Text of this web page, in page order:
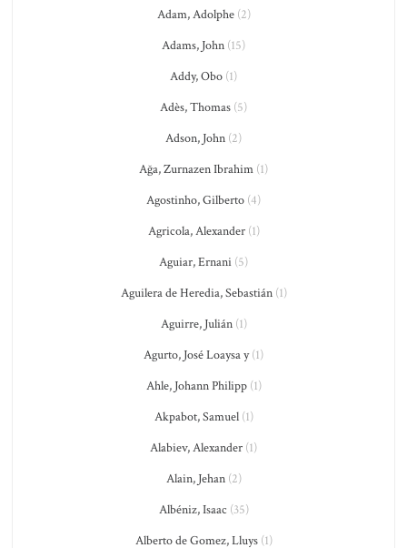
Adam, Adolphe(2)
Adams, John (15)
Addy, Obo (1)
Adès, Thomas (5)
Adson, John (2)
Ağa, Zurnazen Ibrahim (1)
Agostinho, Gilberto (4)
Agricola, Alexander(1)
Aguiar, Ernani (5)
Aguilera de Heredia, Sebastián(1)
Aguirre, Julián(1)
Agurto, José Loaysa y(1)
Ahle, Johann Philipp(1)
Akpabot, Samuel(1)
Alabiev, Alexander (1)
Alain, Jehan(2)
Albéniz, Isaac (35)
Alberto de Gomez, Lluys(1)